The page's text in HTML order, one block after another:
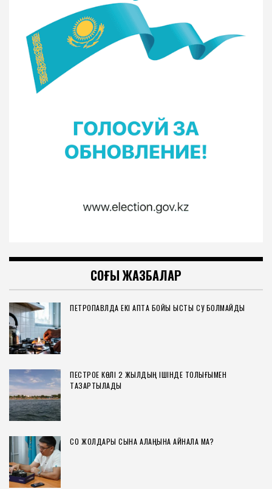
СОҢҒЫ ЖАЗБАЛАР
ПЕТРОПАВЛДА ЕКІ АПТА БОЙЫ ЫСТЫҚ СУ БОЛМАЙДЫ
ПЕСТРОЕ КӨЛІ 2 ЖЫЛДЫҢ ІШІНДЕ ТОЛЫҒЫМЕН
ТАЗАРТЫЛАДЫ
СҚО ЖОЛДАРЫ СЫНАҚ АЛАҢЫНА АЙНАЛА МА?